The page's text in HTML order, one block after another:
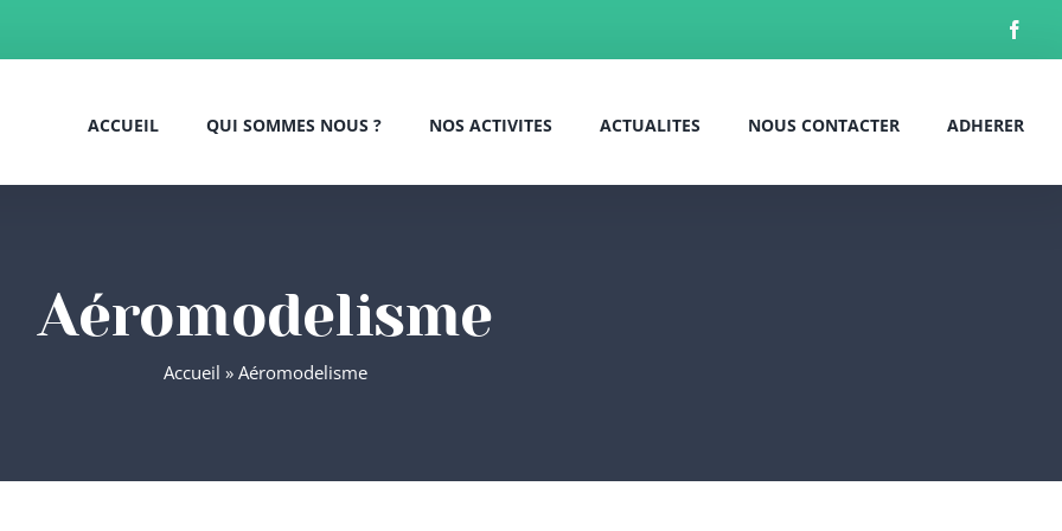
ACCUEIL QUI SOMMES NOUS ? NOS ACTIVITES ACTUALITES NOUS CONTACTER ADHERER
Aéromodelisme
Accueil » Aéromodelisme